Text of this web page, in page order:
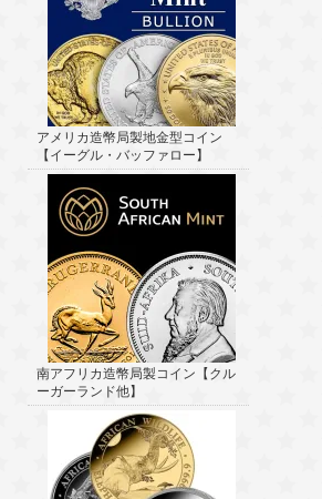
アメリカ造幣局製地金型コイン
【イーグル・バッファロー】
南アフリカ造幣局製コイン【クル
ーガーランド他】